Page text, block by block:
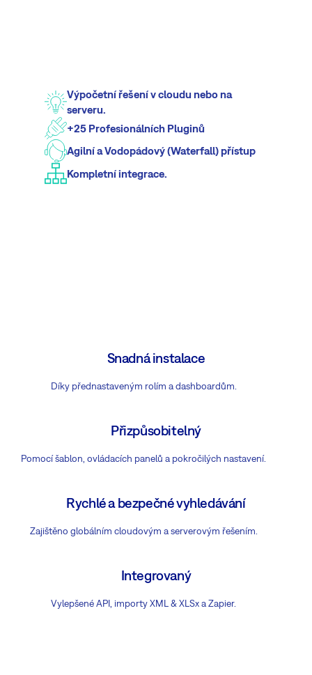
Výpočetní řešení v cloudu nebo na
serveru.
+25 Profesionálních Pluginů
Agilní a Vodopádový (Waterfall) přístup
Kompletní integrace.
Snadná instalace
Díky přednastaveným rolím a dashboardům.
Přizpůsobitelný
Pomocí šablon, ovládacích panelů a pokročilých nastavení.
Rychlé a bezpečné vyhledávání
Zajištěno globálním cloudovým a serverovým řešením.
Integrovaný
Vylepšené API, importy XML & XLSx a Zapier.